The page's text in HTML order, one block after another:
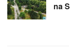
na